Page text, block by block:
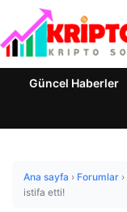
Güncel Haberler
Ana sayfa › Forumlar ›
istifa etti!